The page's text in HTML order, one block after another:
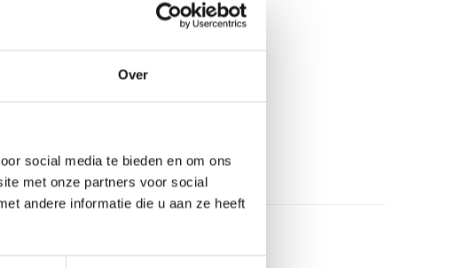
Over
social media te bieden en om ons
met onze partners voor social
andere informatie die u aan ze heeft
€ 38,68 € 49,59excl BTW